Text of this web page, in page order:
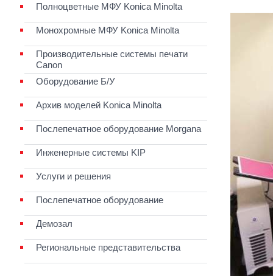
Полноцветные МФУ Konica Minolta
Монохромные МФУ Konica Minolta
Производительные системы печати
Canon
Оборудование Б/У
Архив моделей Konica Minolta
Послепечатное оборудование Morgana
Инженерные системы KIP
Услуги и решения
Послепечатное оборудование
Демозал
Региональные представительства